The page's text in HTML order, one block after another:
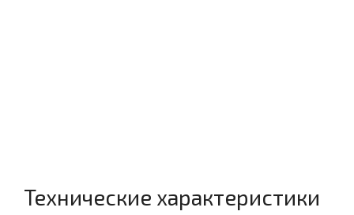
Технические характеристики